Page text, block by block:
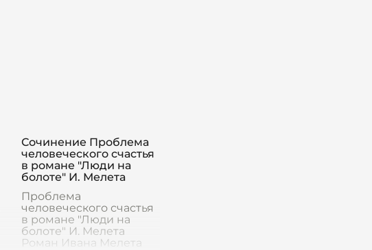
Сочинение Проблема
человеческого счастья
в романе "Люди на
болоте" И. Мелета
Проблема
человеческого счастья
в романе "Люди на
болоте" И. Мелета
Роман Ивана Мелета